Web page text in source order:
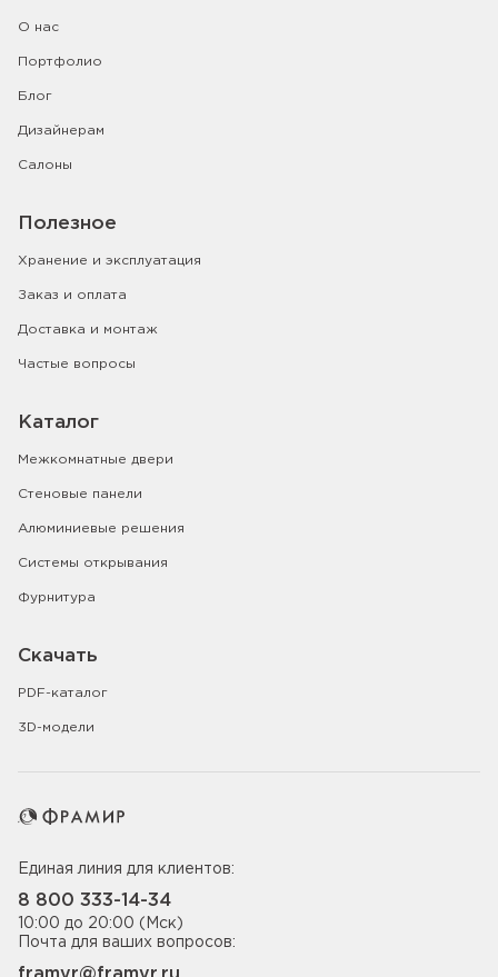
О нас
Портфолио
Блог
Дизайнерам
Салоны
Полезное
Хранение и эксплуатация
Заказ и оплата
Доставка и монтаж
Частые вопросы
Каталог
Межкомнатные двери
Стеновые панели
Алюминиевые решения
Системы открывания
Фурнитура
Скачать
PDF-каталог
3D-модели
Единая линия для клиентов:
8 800 333-14-34
10:00 до 20:00 (Мск)
Почта для ваших вопросов: